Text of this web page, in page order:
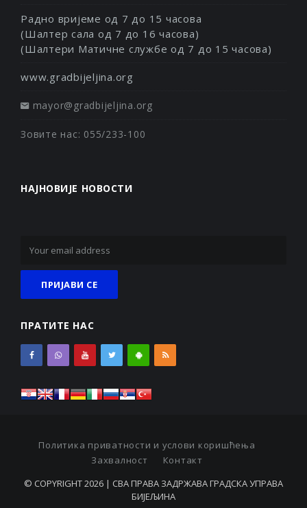
Радно вријеме од 7 до 15 часова
(Шалтер сала од 7 до 16 часова)
(Шалтери Матичне службе од 7 до 15 часова)
www.gradbijeljina.org
mayor@gradbijeljina.org
Зовите нас: 055/233-100
НАЈНОВИЈЕ НОВОСТИ
ПРАТИТЕ НАС
Политика приватности и услови коришћења
Захвалност
Контакт
© COPYRIGHT 2026 | СВА ПРАВА ЗАДРЖАВА ГРАДСКА УПРАВА
БИЈЕЉИНА